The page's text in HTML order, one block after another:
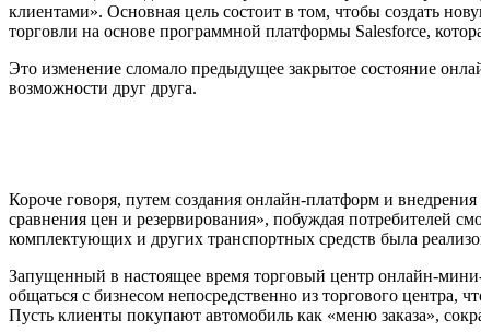
клиентами». Основная цель состоит в том, чтобы создать
торговли на основе программной платформы Salesforce,
Это изменение сломало предыдущее закрытое состояние
возможности друг друга.
Короче говоря, путем создания онлайн-платформ и
сравнения цен и резервирования», побуждая потребителей
комплектующих и других транспортных средств была
Запущенный в настоящее время торговый центр онлайн-
общаться с бизнесом непосредственно из торгового
Пусть клиенты покупают автомобиль как «меню заказа»,